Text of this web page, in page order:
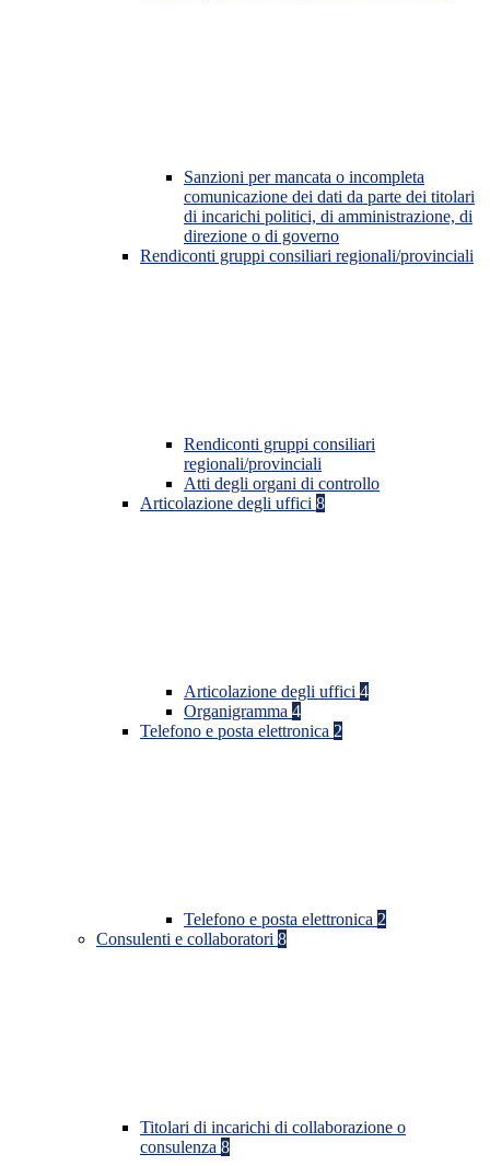
Sanzioni per mancata o incompleta
comunicazione dei dati da parte dei titolari
di incarichi politici, di amministrazione, di
direzione o di governo
Rendiconti gruppi consiliari regionali/provinciali
Rendiconti gruppi consiliari
regionali/provinciali
Atti degli organi di controllo
Articolazione degli uffici 8
Articolazione degli uffici 4
Organigramma 4
Telefono e posta elettronica 2
Telefono e posta elettronica 2
Consulenti e collaboratori 8
Titolari di incarichi di collaborazione o
consulenza 8